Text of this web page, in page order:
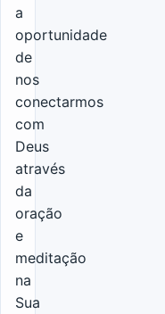
a
oportunidade
de
nos
conectarmos
com
Deus
através
da
oração
e
meditação
na
Sua